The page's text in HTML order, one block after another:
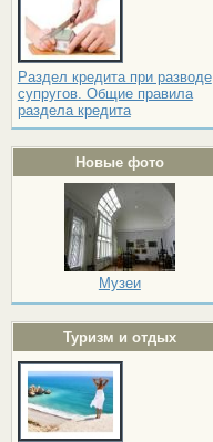
Раздел кредита при разводе
супругов. Общие правила
раздела кредита
Новые фото
Музеи
Туризм и отдых